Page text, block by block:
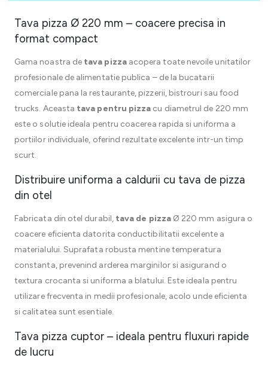
Tava pizza Ø 220 mm – coacere precisa in
format compact
Gama noastra de tava pizzaacopera toate nevoile unitatilor
profesionale de alimentatie publica – de la bucatarii
comerciale pana la restaurante, pizzerii, bistrouri sau food
trucks. Aceasta tava pentru pizza cu diametrul de 220 mm
este o solutie ideala pentru coacerea rapida si uniforma a
portiilor individuale, oferind rezultate excelente intr-un timp
scurt.
Distribuire uniforma a caldurii cu tava de pizza
din otel
Fabricata din otel durabil, tava de pizzaØ 220 mm asigura o
coacere eficienta datorita conductibilitatii excelente a
materialului. Suprafata robusta mentine temperatura
constanta, prevenind arderea marginilor si asigurand o
textura crocanta si uniforma a blatului. Este ideala pentru
utilizare frecventa in medii profesionale, acolo unde eficienta
si calitatea sunt esentiale.
Tava pizza cuptor – ideala pentru fluxuri rapide
de lucru